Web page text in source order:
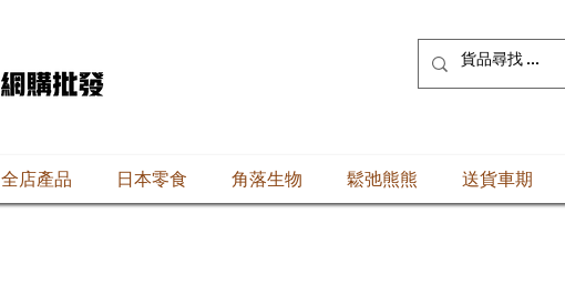
全店產品 日本零食 角落生物 鬆弛熊熊 送貨車期